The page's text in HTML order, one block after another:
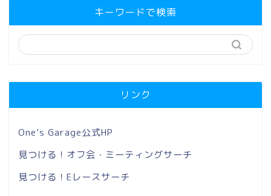
キーワードで検索
リンク
One’s Garage公式HP
見つける！オフ会・ミーティングサーチ
見つける！Eレースサーチ